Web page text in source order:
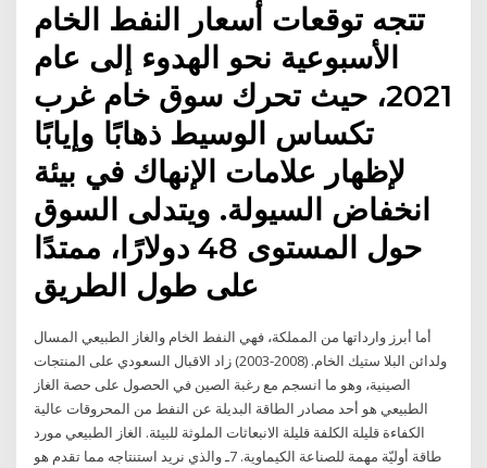
تتجه توقعات أسعار النفط الخام
الأسبوعية نحو الهدوء إلى عام
2021، حيث تحرك سوق خام غرب
تكساس الوسيط ذهابًا وإيابًا
لإظهار علامات الإنهاك في بيئة
انخفاض السيولة. ويتدلى السوق
حول المستوى 48 دولارًا، ممتدًا
على طول الطريق
أما أبرز وارداتها من المملكة، فهي النفط الخام والغاز الطبيعي المسال
ولدائن البلا ستيك الخام. (2008-2003) زاد الاقبال السعودي على المنتجات
الصينية، وهو ما انسجم مع رغبة الصين في الحصول على حصة الغاز
الطبيعي هو أحد مصادر الطاقة البديلة عن النفط من المحروقات عالية
الكفاءة قليلة الكلفة قليلة الانبعاثات الملوثة للبيئة. الغاز الطبيعي مورد
طاقة أوليّة مهمة للصناعة الكيماوية. 7ـ والذي نريد استنتاجه مما تقدم هو